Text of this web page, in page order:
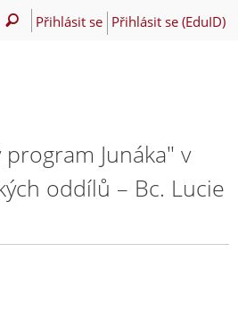
Přihlásit se Přihlásit se (EduID)
Junáka" v
oddílů – Bc. Lucie